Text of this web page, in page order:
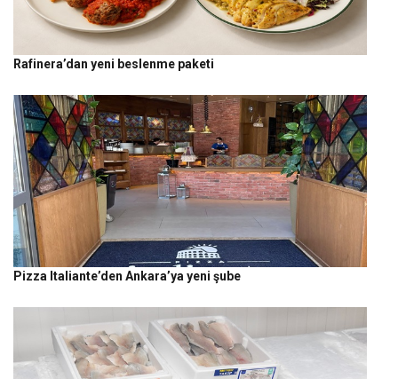
Rafinera’dan yeni beslenme paketi
Pizza Italiante’den Ankara’ya yeni şube